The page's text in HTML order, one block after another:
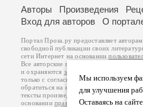
Мы используем
для улучшения
Оставаясь на
Авторы Произведения
Вход для авторов
О
Портал Проза.ру предоставляет
свободной публикации своих
сети Интернет на основании
Все авторские права на произведения
и охраняются законом
. Перепечатка
только с согласия его автора, к
обратиться на его авторской странице.
тексты произведений авторы несут
основанииправил публикациии